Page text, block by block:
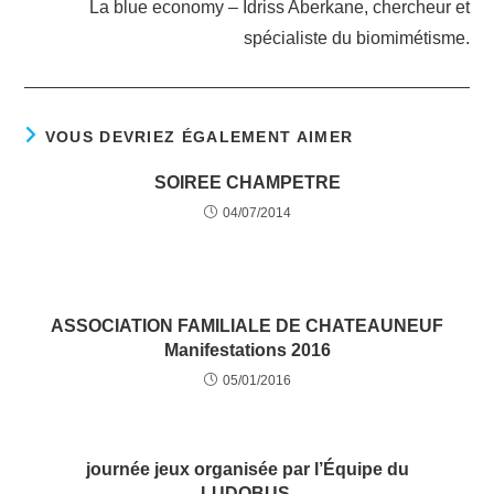
La blue economy – Idriss Aberkane, chercheur et
spécialiste du biomimétisme.
VOUS DEVRIEZ ÉGALEMENT AIMER
SOIREE CHAMPETRE
04/07/2014
ASSOCIATION FAMILIALE DE CHATEAUNEUF
Manifestations 2016
05/01/2016
journée jeux organisée par l’Équipe du